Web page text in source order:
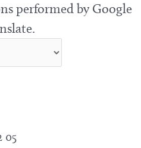
performed by Google
05